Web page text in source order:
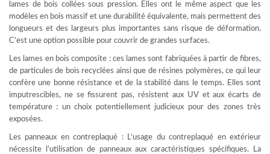
lames de bois collées sous pression. Elles ont le même aspect que les
modèles en bois massif et une durabilité équivalente, mais permettent des
longueurs et des largeurs plus importantes sans risque de déformation.
C’est une option possible pour couvrir de grandes surfaces.
Les lames en bois composite : ces lames sont fabriquées à partir de fibres,
de particules de bois recyclées ainsi que de résines polymères, ce qui leur
confère une bonne résistance et de la stabilité dans le temps. Elles sont
imputrescibles, ne se fissurent pas, résistent aux UV et aux écarts de
température : un choix potentiellement judicieux pour des zones très
exposées.
Les panneaux en contreplaqué : L’usage du contreplaqué en extérieur
nécessite l’utilisation de panneaux aux caractéristiques spécifiques. La